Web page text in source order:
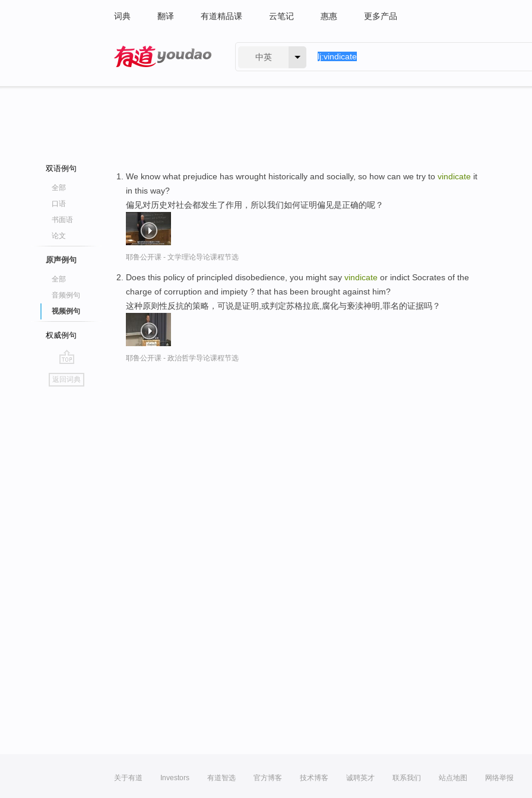
词典 翻译 有道精品课 云笔记 惠惠 更多产品
中英
双语例句
全部
口语
书面语
论文
原声例句
全部
音频例句
视频例句
权威例句
go
top
返回词典
We know what prejudice has wrought historically and socially, so how can we try to vindicate it
in this way?
偏见对历史对社会都发生了作用，所以我们如何证明偏见是正确的呢？
耶鲁公开课 - 文学理论导论课程节选
Does this policy of principled disobedience, you might say vindicate or indict Socrates of the
charge of corruption and impiety ? that has been brought against him?
这种原则性反抗的策略，可说是证明,或判定苏格拉底,腐化与亵渎神明,罪名的证据吗？
耶鲁公开课 - 政治哲学导论课程节选
关于有道 Investors 有道智选 官方博客 技术博客 诚聘英才 联系我们 站点地图 网络举报